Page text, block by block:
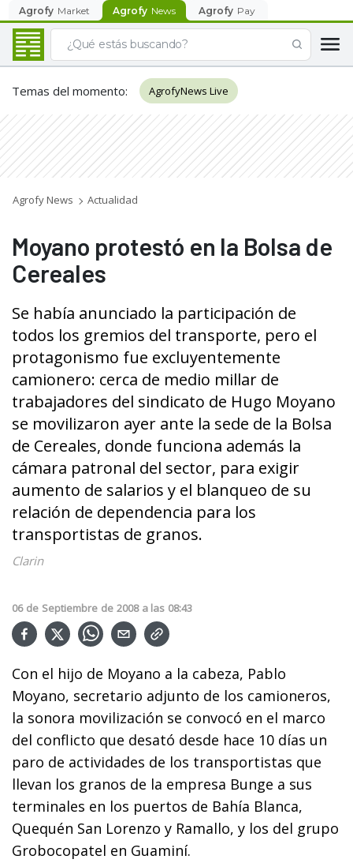
Agrofy Market Agrofy News Agrofy Pay
Temas del momento: AgrofyNews Live
Agrofy News Actualidad
Moyano protestó en la Bolsa de
Cereales
Se había anunciado la participación de
todos los gremios del transporte, pero el
protagonismo fue excluyentemente
camionero: cerca de medio millar de
trabajadores del sindicato de Hugo Moyano
se movilizaron ayer ante la sede de la Bolsa
de Cereales, donde funciona además la
cámara patronal del sector, para exigir
aumento de salarios y el blanqueo de su
relación de dependencia para los
transportistas de granos.
Clarin
06 de Septiembre de 2008 a las 08:43
Con el hijo de Moyano a la cabeza, Pablo
Moyano, secretario adjunto de los camioneros,
la sonora movilización se convocó en el marco
del conflicto que desató desde hace 10 días un
paro de actividades de los transportistas que
llevan los granos de la empresa Bunge a sus
terminales en los puertos de Bahía Blanca,
Quequén San Lorenzo y Ramallo, y los del grupo
Grobocopatel en Guaminí.